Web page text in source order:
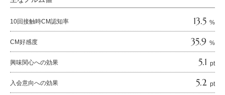
10回接触時CM認知率 13.5 %
CM好感度 35.9 %
興味関心への効果 5.1 pt
入会意向への効果 5.2 pt